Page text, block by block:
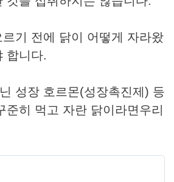
기 전에 닭이 어떻게 자라왔
합니다.
성장 호르몬(성장촉진제) 등
준히 먹고 자란 닭이라면우리